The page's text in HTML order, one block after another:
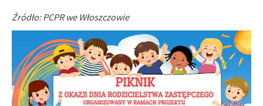
Źródło: PCPR we Włoszczowie